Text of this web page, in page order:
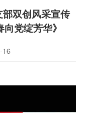
双创风采宣传
党绽芳华》
16